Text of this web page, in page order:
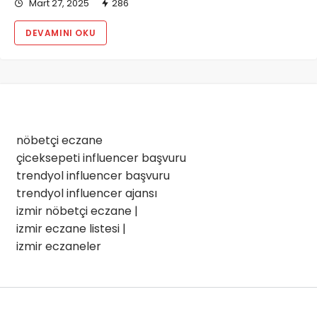
Mart 27, 2025 286
DEVAMINI OKU
nöbetçi eczane
çiceksepeti influencer başvuru
trendyol influencer başvuru
trendyol influencer ajansı
izmir nöbetçi eczane|
izmir eczane listesi|
izmir eczaneler